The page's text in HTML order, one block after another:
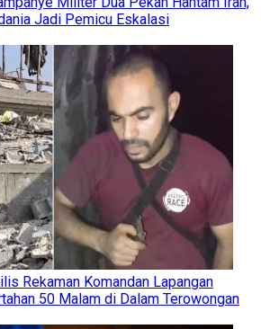
Jadi Pemicu Eskalasi
Rekaman Komandan Lapangan
50 Malam di Dalam Terowongan